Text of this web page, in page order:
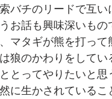
バチのリードで互い
お話も興味深いもの
マタギが熊を打って
狼のかわりをしてい
とってやりたいと思
に生かされているこ